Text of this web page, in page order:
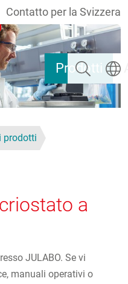
Prodotti
Contatto per la Svizzera
Ricerca
prodotti
a
JULABO. Se vi
manuali operativi o